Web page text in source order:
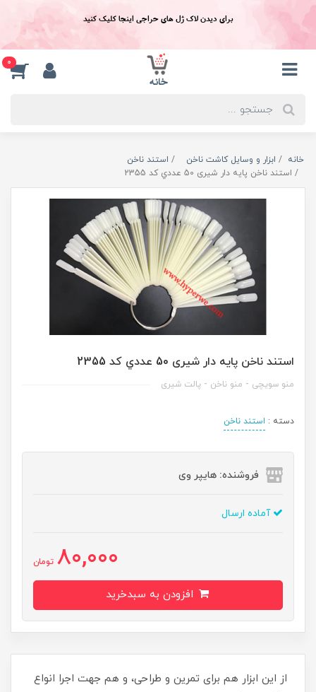
برای دیدن لاک ژل های حراجی اینجا کلیک کنید
0
خانه ابزار و وسایل کاشت ناخن
استند ناخن
استند ناخن پايه دار شیری 50 عددي کد 2355
استند ناخن پايه دار شیری 50 عددي کد 2355
منو سویچی - منو ناخن - پالت شیری
دسته : استند ناخن
فروشنده: هایپر وی
آماده ارسال
80,000 تومان
از این ابزار هم برای تمرین و طراحی، و هم جهت اجرا انواع